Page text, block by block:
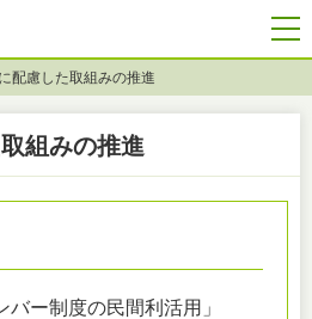
配慮した取組みの推進
組みの推進
ー制度の民間利活用」